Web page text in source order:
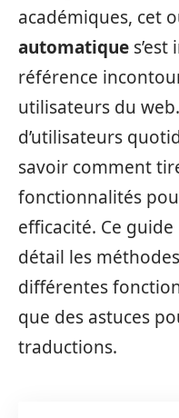
académiques, cet
automatique
référence
utilisateurs du
d’utilisateurs
savoir comment
fonctionnalités
efficacité. Ce
détail les
différentes
que des astuces
traductions.